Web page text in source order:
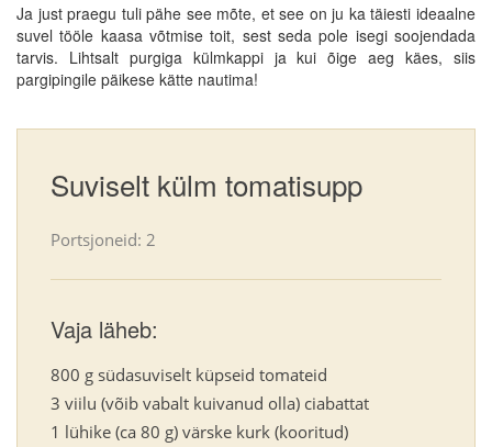
Ja just praegu tuli pähe see mõte, et see on ju ka täiesti ideaalne
suvel tööle kaasa võtmise toit, sest seda pole isegi soojendada
tarvis. Lihtsalt purgiga külmkappi ja kui õige aeg käes, siis
pargipingile päikese kätte nautima!
Suviselt külm tomatisupp
Portsjoneid: 2
Vaja läheb:
800 g südasuviselt küpseid tomateid
3 viilu (võib vabalt kuivanud olla) ciabattat
1 lühike (ca 80 g) värske kurk (kooritud)